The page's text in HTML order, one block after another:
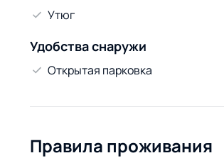
Утюг
Удобства снаружи
Открытая парковка
Правила проживания